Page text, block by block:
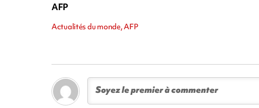
AFP
Actualités du monde, AFP